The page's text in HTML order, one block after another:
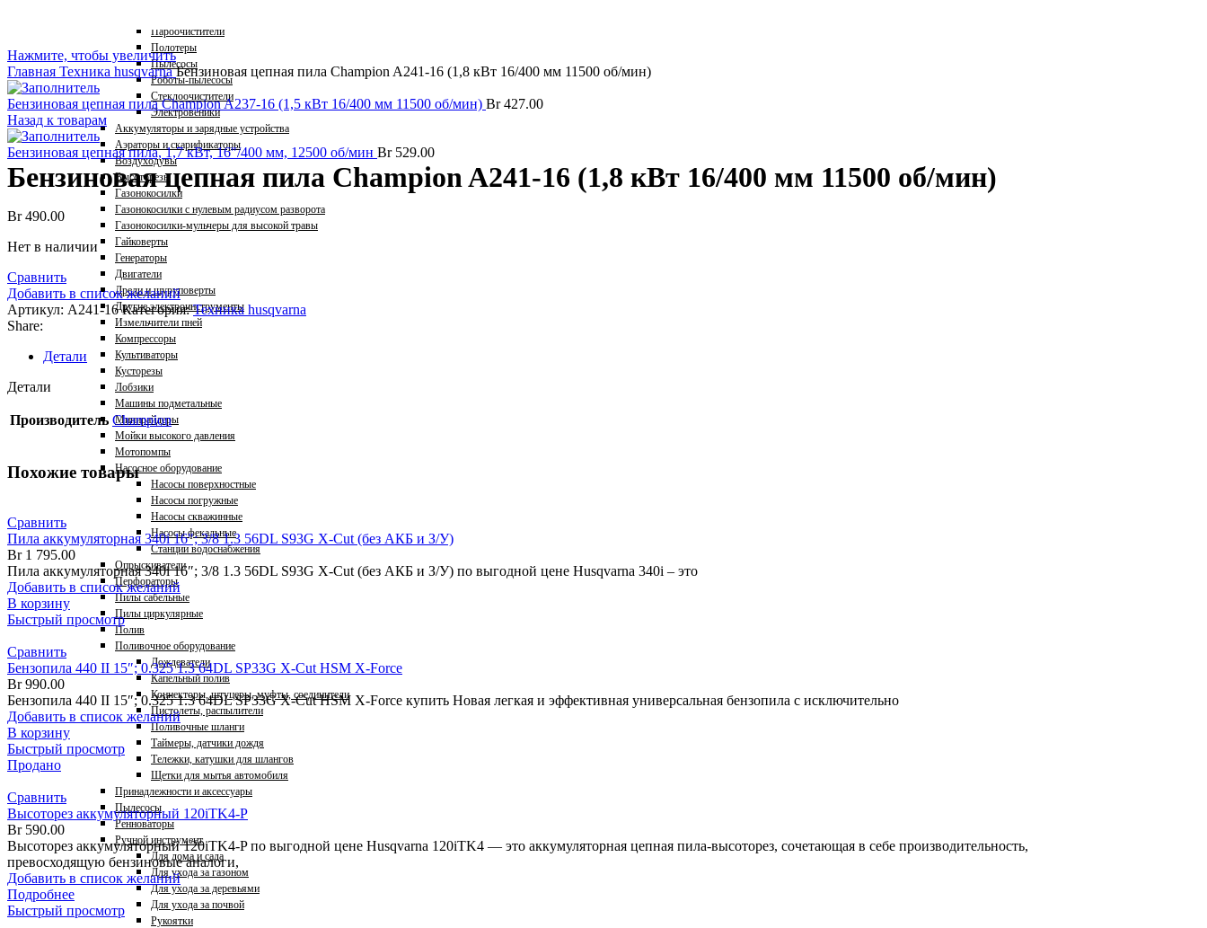
Пароочистители
Полотеры
Пылесосы
Роботы-пылесосы
Стеклоочистители
Электровеники
Аккумуляторы и зарядные устройства
Аэраторы и скарификаторы
Воздуходувы
Высоторезы
Газонокосилки
Газонокосилки с нулевым радиусом разворота
Газонокосилки-мульчеры для высокой травы
Гайковерты
Генераторы
Двигатели
Дрели и шуруповерты
Другие электроинструменты
Измельчители пней
Компрессоры
Культиваторы
Кусторезы
Лобзики
Машины подметальные
Минирайдеры
Мойки высокого давления
Мотопомпы
Насосное оборудование
Насосы поверхностные
Насосы погружные
Насосы скважинные
Насосы фекальные
Станции водоснабжения
Опрыскиватели
Перфораторы
Пилы сабельные
Пилы циркулярные
Полив
Поливочное оборудование
Дождеватели
Капельный полив
Коннекторы, штуцеры, муфты, соединители
Пистолеты, распылители
Поливочные шланги
Таймеры, датчики дождя
Тележки, катушки для шлангов
Щетки для мытья автомобиля
Принадлежности и аксессуары
Пылесосы
Ренноваторы
Ручной инструмент
Для дома и сада
Для ухода за газоном
Для ухода за деревьями
Для ухода за почвой
Рукоятки
Нажмите, чтобы увеличить
Главная Техника husqvarnaБензиновая цепная пила Champion A241-16 (1,8 кВт 16/400 мм 11500 об/мин)
Бензиновая цепная пила Champion A237-16 (1,5 кВт 16/400 мм 11500 об/мин) Br427.00
Назад к товарам
Бензиновая цепная пила, 1,7 кВт, 16"/400 мм, 12500 об/мин Br529.00
Бензиновая цепная пила Champion A241-16 (1,8 кВт 16/400 мм 11500 об/мин)
Br490.00
Нет в наличии
Сравнить
Добавить в список желаний
Артикул: A241-16Категория: Техника husqvarna
Share:
Детали
Детали
Производитель Champion
Похожие товары
Сравнить
Пила аккумуляторная 340i 16″; 3/8 1.3 56DL S93G X-Cut (без АКБ и З/У)
Br1 795.00
Пила аккумуляторная 340i 16″; 3/8 1.3 56DL S93G X-Cut (без АКБ и З/У) по выгодной цене Husqvarna 340i – это
Добавить в список желаний
В корзину
Быстрый просмотр
Сравнить
Бензопила 440 II 15″; 0.325 1.3 64DL SP33G X-Cut HSM X-Force
Br990.00
Бензопила 440 II 15″; 0.325 1.3 64DL SP33G X-Cut HSM X-Force купить Новая легкая и эффективная универсальная бензопила с исключительно
Добавить в список желаний
В корзину
Быстрый просмотр
Продано
Сравнить
Высоторез аккумуляторный 120iTK4-P
Br590.00
Высоторез аккумуляторный 120iTK4-P по выгодной цене Husqvarna 120iTK4 — это аккумуляторная цепная пила-высоторез, сочетающая в себе производительность,
превосходящую бензиновые аналоги,
Добавить в список желаний
Подробнее
Быстрый просмотр